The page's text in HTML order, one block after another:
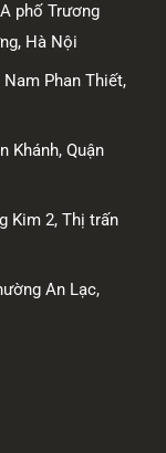
phố Trương
Hà Nội
Phan Thiết,
Khánh, Quận
Kim 2, Thị trấn
An Lạc,